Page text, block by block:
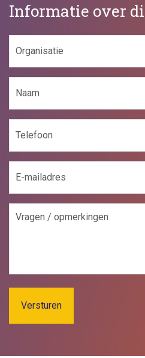
Informatie over
(Vereist)
mailadres